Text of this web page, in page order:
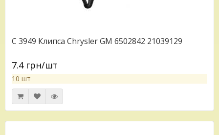
C 3949 Клипса Chrysler GM 6502842 21039129
7.4 грн/шт
10 шт